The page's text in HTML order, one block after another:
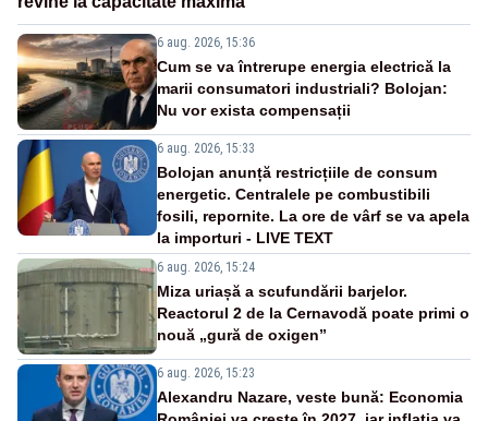
6 aug. 2026, 15:36
Cum se va întrerupe energia electrică la
marii consumatori industriali? Bolojan:
Nu vor exista compensații
6 aug. 2026, 15:33
Bolojan anunță restricțiile de consum
energetic. Centralele pe combustibili
fosili, repornite. La ore de vârf se va apela
la importuri - LIVE TEXT
6 aug. 2026, 15:24
Miza uriașă a scufundării barjelor.
Reactorul 2 de la Cernavodă poate primi o
nouă „gură de oxigen”
6 aug. 2026, 15:23
Alexandru Nazare, veste bună: Economia